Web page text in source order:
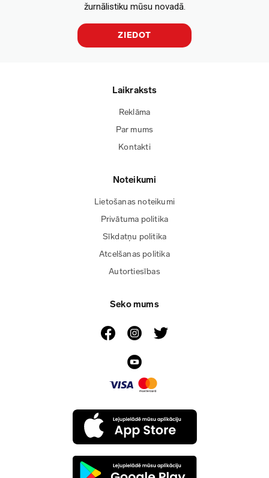
žurnālistiku mūsu novadā.
ZIEDOT
Laikraksts
Reklāma
Par mums
Kontakti
Noteikumi
Lietošanas noteikumi
Privātuma politika
Sīkdatņu politika
Atcelšanas politika
Autortiesības
Seko mums